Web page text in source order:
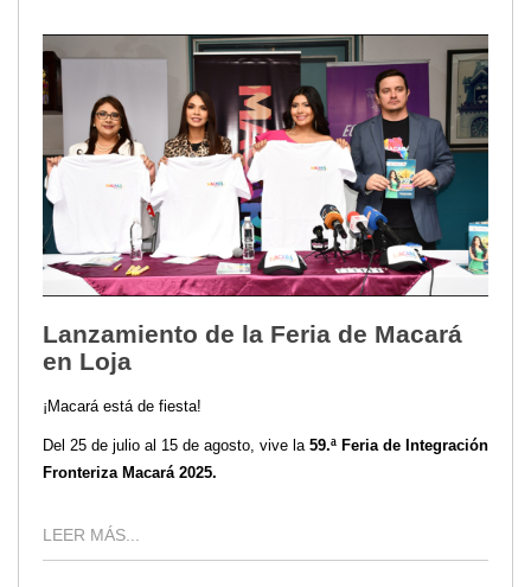
Lanzamiento de la Feria de Macará
en Loja
¡Macará está de fiesta!
Del 25 de julio al 15 de agosto, vive la 59.ª Feria de Integración
Fronteriza Macará 2025.
LEER MÁS...